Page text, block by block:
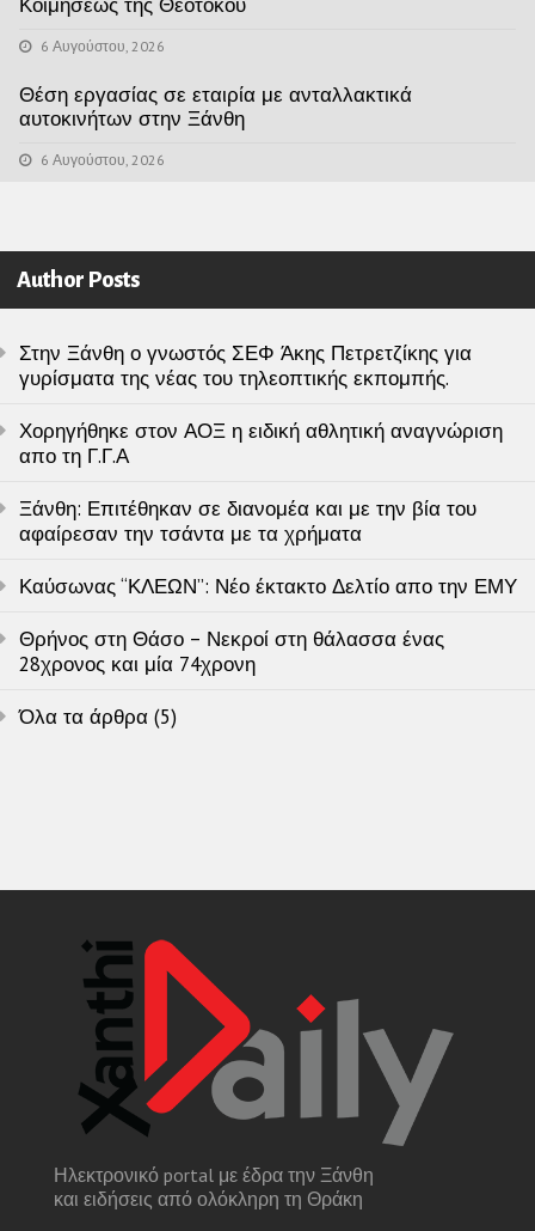
6 Αυγούστου, 2026
Θέση εργασίας σε εταιρία με ανταλλακτικά
αυτοκινήτων στην Ξάνθη
6 Αυγούστου, 2026
Author Posts
Στην Ξάνθη ο γνωστός ΣΕΦ Άκης Πετρετζίκης για
γυρίσματα της νέας του τηλεοπτικής εκπομπής.
Χορηγήθηκε στον ΑΟΞ η ειδική αθλητική αναγνώριση
απο τη Γ.Γ.Α
Ξάνθη: Επιτέθηκαν σε διανομέα και με την βία του
αφαίρεσαν την τσάντα με τα χρήματα
Καύσωνας “ΚΛΕΩΝ”: Νέο έκτακτο Δελτίο απο την ΕΜΥ
Θρήνος στη Θάσο – Νεκροί στη θάλασσα ένας
28χρονος και μία 74χρονη
Όλα τα άρθρα (5)
Ηλεκτρονικό portal με έδρα την Ξάνθη
και ειδήσεις από ολόκληρη τη Θράκη